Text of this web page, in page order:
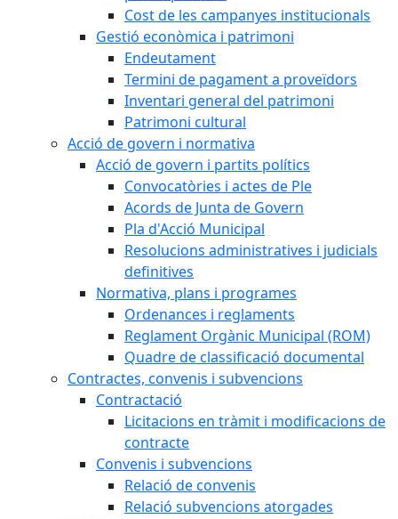
Cost de les campanyes institucionals
Gestió econòmica i patrimoni
Endeutament
Termini de pagament a proveïdors
Inventari general del patrimoni
Patrimoni cultural
Acció de govern i normativa
Acció de govern i partits polítics
Convocatòries i actes de Ple
Acords de Junta de Govern
Pla d'Acció Municipal
Resolucions administratives i judicials
definitives
Normativa, plans i programes
Ordenances i reglaments
Reglament Orgànic Municipal (ROM)
Quadre de classificació documental
Contractes, convenis i subvencions
Contractació
Licitacions en tràmit i modificacions de
contracte
Convenis i subvencions
Relació de convenis
Relació subvencions atorgades